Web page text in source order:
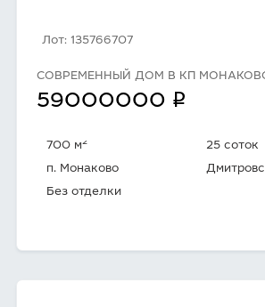
Лот: 135766707
СОВРЕМЕННЫЙ ДОМ В КП
59000000 q
700 м2
25 соток
п. Монаково
Без отделки